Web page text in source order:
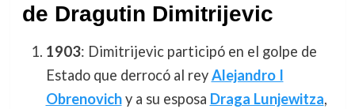
de Dragutin Dimitrijevic
1903: Dimitrijevic participó en el golpe de
Estado que derrocó al reyAlejandro I
Obrenovichy a su esposa Draga Lunjewitza,